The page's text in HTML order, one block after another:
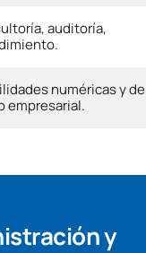
auditoría,
numéricas y de
empresarial.
y